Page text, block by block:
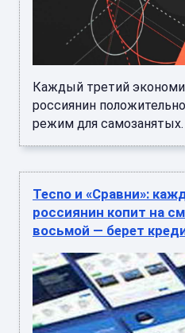
Каждый третий
россиянин
режим для самозанятых.
Tecno и «Сравни»:
россиянин копит на
восьмой — берет